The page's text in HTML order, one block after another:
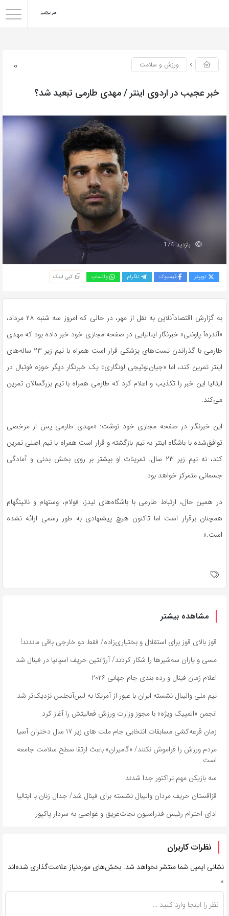
0 ورزش و سلامت
خبر عجیب در اردوی اینتر / مهدی طارمی تبعید شد؟
بازدید 174
توییتر فیسبوک تلگرام واتساپ کپی لینک
به گزارش اقتصادآنلاین به نقل از مهر، در حالی که امروز سه شنبه ۲۸ مرداد،
«آندره‌آ پاونتی» خبرنگار ایتالیایی در صفحه مجازی خود خبر داده بود که مهدی
طارمی با گذراندن تست‌های پزشکی قرار است همراه با تیم زیر ۲۳ ساله‌های
اینتر تمرین کند، اما «جیان‌لوئیجی لونگاری» یک خبرنگار دیگر حوزه فوتبال در
ایتالیا این خبر را تکذیب و اعلام کرد که طارمی همراه با تیم بزرگسالان تمرین
می‌کند.
این خبرنگار در صفحه مجازی خود نوشت: «مهدی طارمی پس از مرخصی
توافق‌شده با باشگاه اینتر به تیم بازگشته و قرار است همراه با تیم اصلی تمرین
کند، نه تیم زیر ۲۳ سال. تمرینات او بیشتر بر روی بخش بدنی و آمادگی
جسمانی متمرکز خواهد بود.
در همین حال، ارتباط طارمی با باشگاه‌های لیدز، فولام، وستهام و ناتینگهام
همچنان برقرار است اما تاکنون هیچ پیشنهادی به طور رسمی ارائه نشده
است.»
مشاهده بیشتر
قوز بالای قوز برای استقلال و بختیاری‌زاده/ فقط دو خارجی باقی ماندند!
مسی و یاران سه‌شیرها را شکار کردند/ آرژانتین حریف اسپانیا در فینال شد
اعلام زمان فینال و رده بندی جام جهانی ۲۰۲۶
تیم ملی والیبال نشسته ایران با عبور از آمریکا به لس‌آنجلس نزدیک‌تر شد
انجمن «المپیک ویژه» با مجوز وزارت ورزش فعالیتش را آغاز کرد
زمان قرعه‌کشی مسابقات انتخابی جام ملت های زیر ۱۷ سال دختران آسیا
مردم ورزش را فراموش نکنند/ «گامیران» باعث ارتقا سطح سلامت جامعه
است
سه بازیکن مهم تراکتور جدا شدند
قزاقستان حریف مردان والیبال نشسته برای فینال شد/ جدال زنان با ایتالیا
ادای احترام رئیس فدراسیون نجات‌غریق و غواصی به سردار پاکپور
نظرات کاربران
نشانی ایمیل شما منتشر نخواهد شد. بخش‌های موردنیاز علامت‌گذاری شده‌اند
*